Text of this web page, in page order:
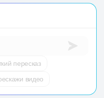
пересказ
видео